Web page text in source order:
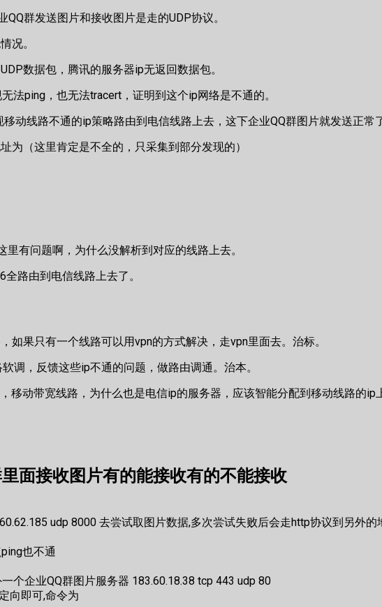
群发送图片和接收图片是走的UDP协议。
况。
数据包，腾讯的服务器ip无返回数据包。
法ping，也无法tracert，证明到这个ip网络是不通的。
动线路不通的ip策略路由到电信线路上去，这下企业QQ群图片就发送正常
为（这里肯定是不全的，只采集到部分发现的）
有问题啊，为什么没解析到对应的线路上去。
路由到电信线路上去了。
如果只有一个线路可以用vpn的方式解决，走vpn里面去。治标。
调，反馈这些ip不通的问题，做路由调通。治本。
移动带宽线路，为什么也是电信ip的服务器，应该智能分配到移动线路的ip
面接收图片有的能接收有的不能接收
udp 8000 去尝试取图片数据,多次尝试失败后会走http协议到另外的
也不通
个企业QQ群图片服务器 183.60.18.38 tcp 443 udp 80
向即可,命令为